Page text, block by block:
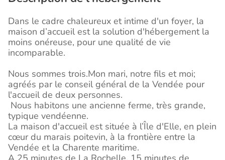
Dans le cadre chaleureux et intime d'un foyer, la
maison d’accueil est la solution d'hébergement la
moins onéreuse, pour une qualité de vie
incomparable.
Nous sommes trois.Mon mari, notre fils et moi;
agréés par le conseil général de la Vendée pour
l'accueil de deux personnes.
Nous habitons une ancienne ferme, très grande,
typique vendéenne.
La maison d'accueil est située à l’Île d'Elle, en plein
cœur du marais poitevin, à la frontière entre la
Vendée et la Charente maritime.